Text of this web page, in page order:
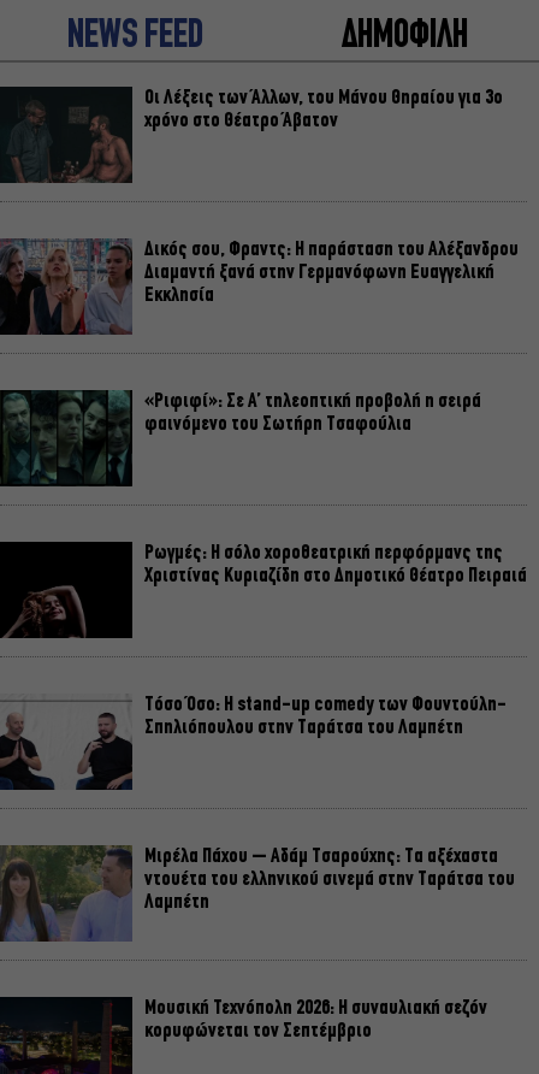
NEWS FEED ΔΗΜΟΦΙΛΗ
Οι Λέξεις των Άλλων, του Μάνου Θηραίου για 3ο
χρόνο στο Θέατρο Άβατον
Δικός σου, Φραντς: Η παράσταση του Αλέξανδρου
Διαμαντή ξανά στην Γερμανόφωνη Ευαγγελική
Εκκλησία
«Ριφιφί»: Σε Α’ τηλεοπτική προβολή η σειρά
φαινόμενο του Σωτήρη Τσαφούλια
Ρωγμές: Η σόλο χοροθεατρική περφόρμανς της
Χριστίνας Κυριαζίδη στο Δημοτικό Θέατρο Πειραιά
Τόσο Όσο: Η stand-up comedy των Φουντούλη-
Σπηλιόπουλου στην Ταράτσα του Λαμπέτη
Μιρέλα Πάχου – Αδάμ Τσαρούχης: Τα αξέχαστα
ντουέτα του ελληνικού σινεμά στην Ταράτσα του
Λαμπέτη
Μουσική Τεχνόπολη 2026: Η συναυλιακή σεζόν
κορυφώνεται τον Σεπτέμβριο